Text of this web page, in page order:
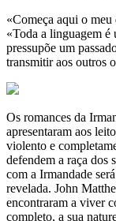
«Começa aqui o
«Toda a linguagem
pressupõe um
transmitir aos
Os romances da
apresentaram aos
violento e
defendem a raça dos
com a Irmandade
revelada. John
encontraram a viver
completo, a sua